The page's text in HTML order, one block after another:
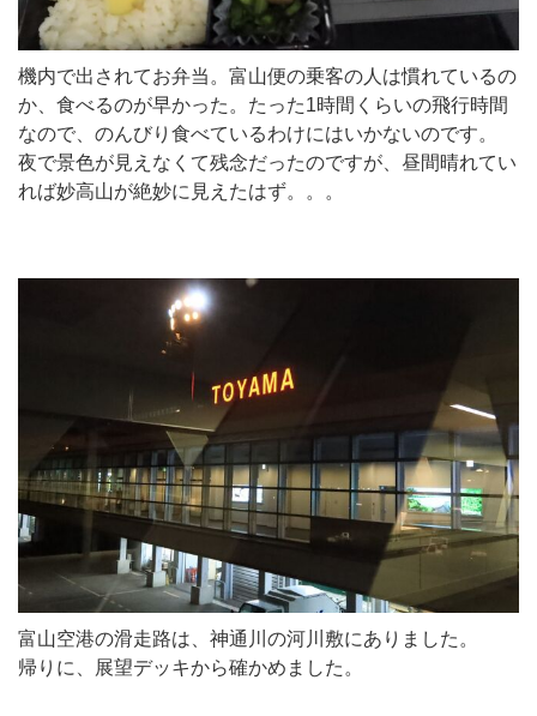
機内で出されてお弁当。富山便の乗客の人は慣れているの
か、食べるのが早かった。たった1時間くらいの飛行時間
なので、のんびり食べているわけにはいかないのです。
夜で景色が見えなくて残念だったのですが、昼間晴れてい
れば妙高山が絶妙に見えたはず。。。
富山空港の滑走路は、神通川の河川敷にありました。
帰りに、展望デッキから確かめました。